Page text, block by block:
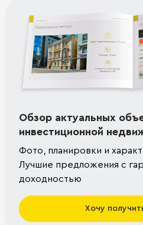
Обзор актуальных
инвестиционной
Фото, планировки и
Лучшие предложения с
доходностью
Хочу